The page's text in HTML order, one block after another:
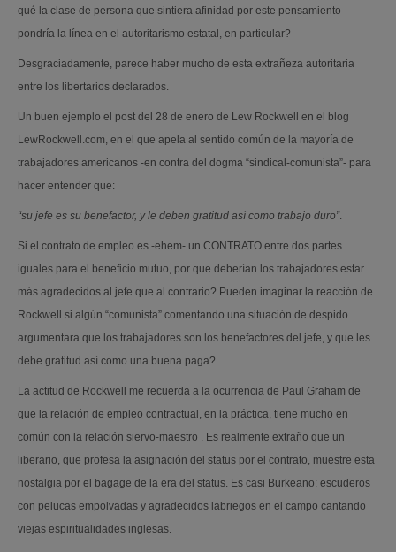
qué la clase de persona que sintiera afinidad por este pensamiento
pondría la línea en el autoritarismo estatal, en particular?
Desgraciadamente, parece haber mucho de esta extrañeza autoritaria
entre los libertarios declarados.
Un buen ejemplo el post del 28 de enero de Lew Rockwell en el blog
LewRockwell.com, en el que apela al sentido común de la mayoría de
trabajadores americanos -en contra del dogma “sindical-comunista”- para
hacer entender que:
“su jefe es su benefactor, y le deben gratitud así como trabajo duro”.
Si el contrato de empleo es -ehem- un CONTRATO entre dos partes
iguales para el beneficio mutuo, por que deberían los trabajadores estar
más agradecidos al jefe que al contrario? Pueden imaginar la reacción de
Rockwell si algún “comunista” comentando una situación de despido
argumentara que los trabajadores son los benefactores del jefe, y que les
debe gratitud así como una buena paga?
La actitud de Rockwell me recuerda a la ocurrencia de Paul Graham de
que la relación de empleo contractual, en la práctica, tiene mucho en
común con la relación siervo-maestro . Es realmente extraño que un
liberario, que profesa la asignación del status por el contrato, muestre esta
nostalgia por el bagage de la era del status. Es casi Burkeano: escuderos
con pelucas empolvadas y agradecidos labriegos en el campo cantando
viejas espiritualidades inglesas.